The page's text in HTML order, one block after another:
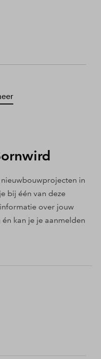
in
bij één van deze
over jouw
kan je je aanmelden